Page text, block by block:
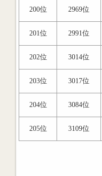
200位 2969位
201位 2991位
202位 3014位
203位 3017位
204位 3084位
205位 3109位